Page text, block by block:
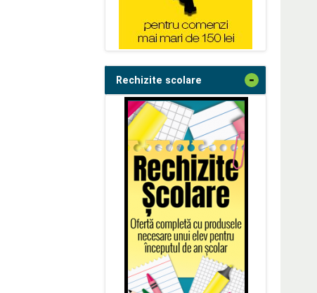
Rechizite scolare -